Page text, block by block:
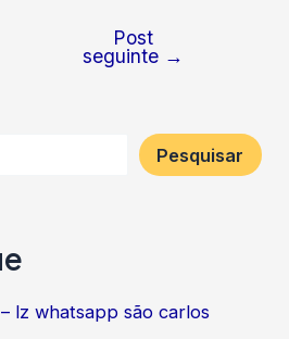
Post
seguinte →
Pesquisar
lz whatsapp são carlos